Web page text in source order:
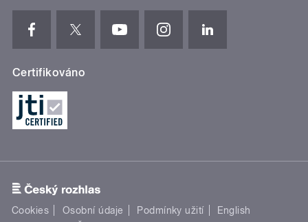
Certifikováno
Cookies Osobní údaje Podmínky užití
English